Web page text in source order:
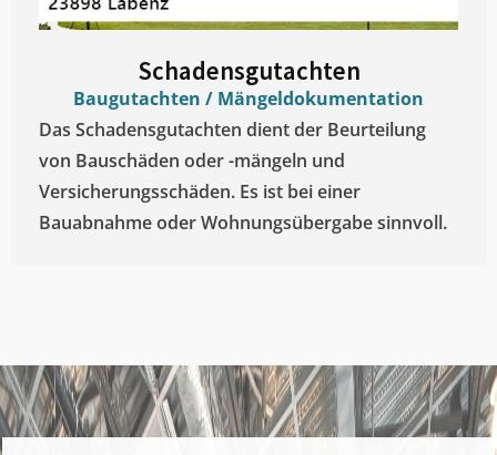
Schadensgutachten
Baugutachten / Mängeldokumentation
Das Schadensgutachten dient der Beurteilung
von Bauschäden oder -mängeln und
Versicherungsschäden. Es ist bei einer
Bauabnahme oder Wohnungsübergabe sinnvoll.